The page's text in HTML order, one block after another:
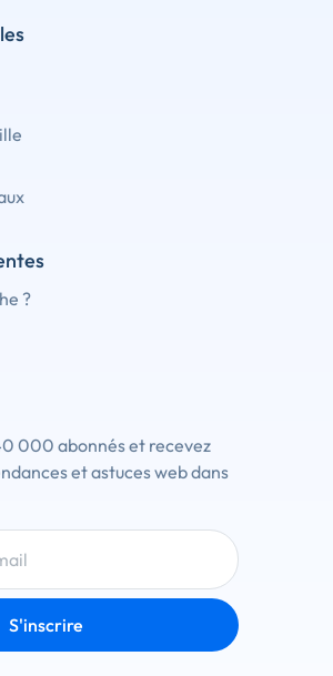
?
000 abonnés et recevez
et astuces web dans
S'inscrire